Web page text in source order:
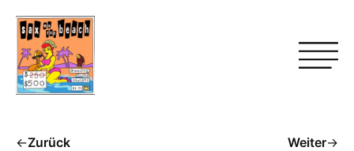
←Zurück Weiter→